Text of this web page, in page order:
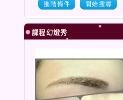
進階條件 開始搜尋
課程幻燈秀